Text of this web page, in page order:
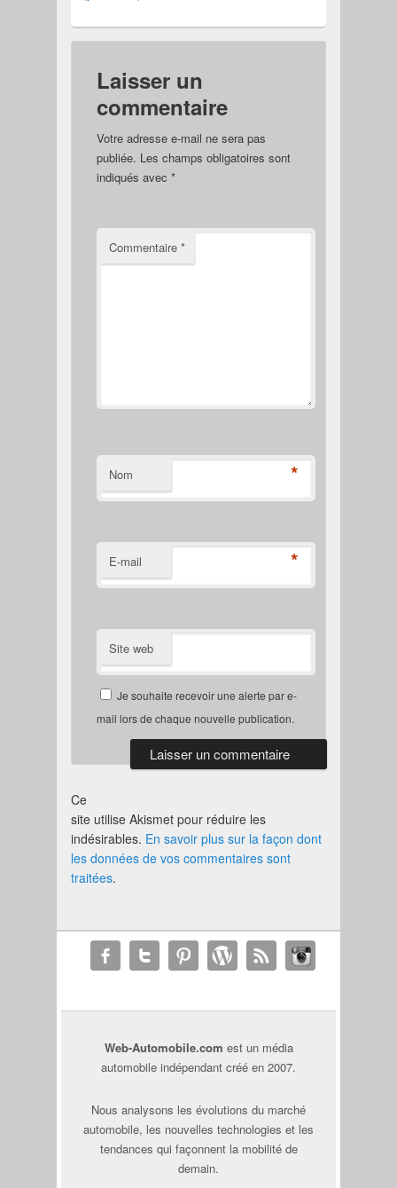
Laisser un
commentaire
Votre adresse e-mail ne sera pas
publiée. Les champs obligatoires sont
indiqués avec *
Commentaire *
Nom *
E-mail *
Site web
Je souhaite recevoir une alerte par e-
mail lors de chaque nouvelle publication.
Ce
site utilise Akismet pour réduire les
indésirables. En savoir plus sur la façon dont
les données de vos commentaires sont
traitées.
Web-Automobile.com est un média
automobile indépendant créé en 2007.
Nous analysons les évolutions du marché
automobile, les nouvelles technologies et les
tendances qui façonnent la mobilité de
demain.